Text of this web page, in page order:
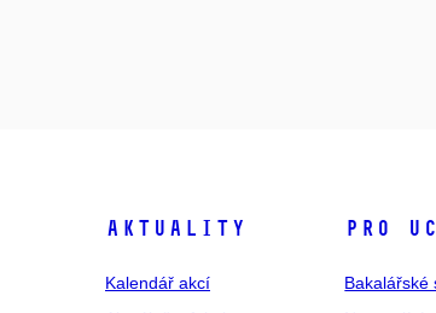
Aktuality
Kalendář akcí
Pro
Bakalářské